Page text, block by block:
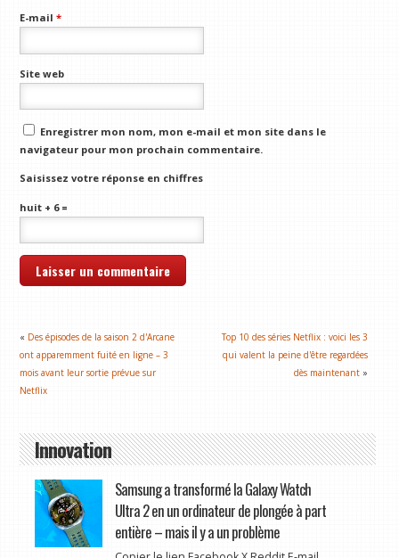
E-mail*
Site web
Enregistrer mon nom, mon e-mail et mon site dans le
navigateur pour mon prochain commentaire.
Saisissez votre réponse en chiffres
huit + 6 =
« Des épisodes de la saison 2 d'Arcane
ont apparemment fuité en ligne – 3
mois avant leur sortie prévue sur
Netflix
Top 10 des séries Netflix : voici les 3
qui valent la peine d'être regardées
dès maintenant »
Innovation
Samsung a transformé la Galaxy Watch
Ultra 2 en un ordinateur de plongée à part
entière – mais il y a un problème